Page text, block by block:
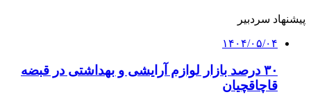
پیشنهاد سردبیر
۱۴۰۴/۰۵/۰۴
۳۰ درصد بازار لوازم آرایشی و بهداشتی در قبضه
قاچاقچیان